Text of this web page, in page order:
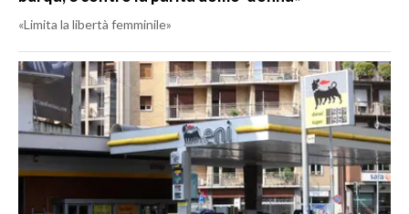
«Limita la libertà femminile»